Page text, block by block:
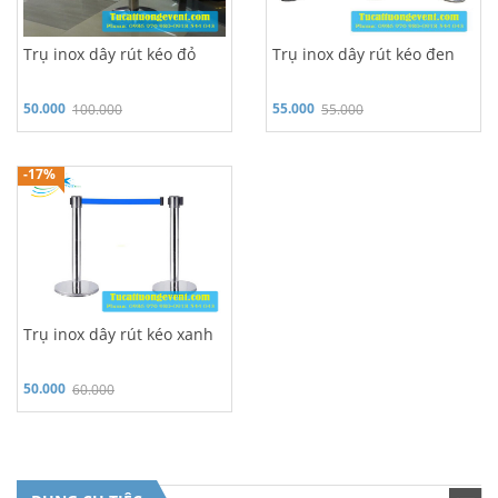
Trụ inox dây rút kéo đỏ
100.000
50.000
Trụ inox dây rút kéo đen
55.000
55.000
Hỗ trợ 24/7: 0986 970 980
-17%
Trụ inox dây rút kéo xanh
60.000
50.000